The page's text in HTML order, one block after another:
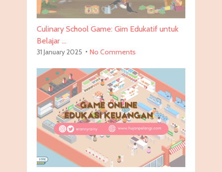
Culinary School Game: Gim Edukatif untuk
Belajar …
31 January 2025 No Comments